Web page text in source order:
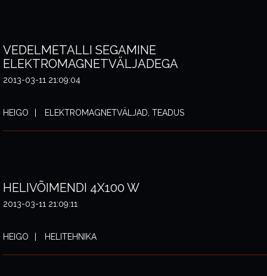
VEDELMETALLI SEGAMINE
ELEKTROMAGNETVÄLJADEGA
2013-03-11 21:09:04
HEIGO ELEKTROMAGNETVÄLJAD, TEADUS
HELIVÕIMENDI 4X100 W
2013-03-11 21:09:11
HEIGO HELITEHNIKA